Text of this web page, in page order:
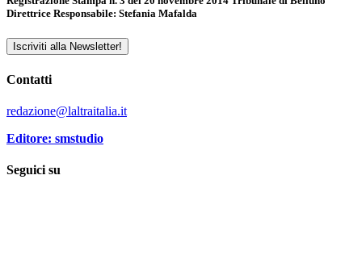
Direttrice Responsabile: Stefania Mafalda
Iscriviti alla Newsletter!
Contatti
redazione@laltraitalia.it
Editore: smstudio
Seguici su